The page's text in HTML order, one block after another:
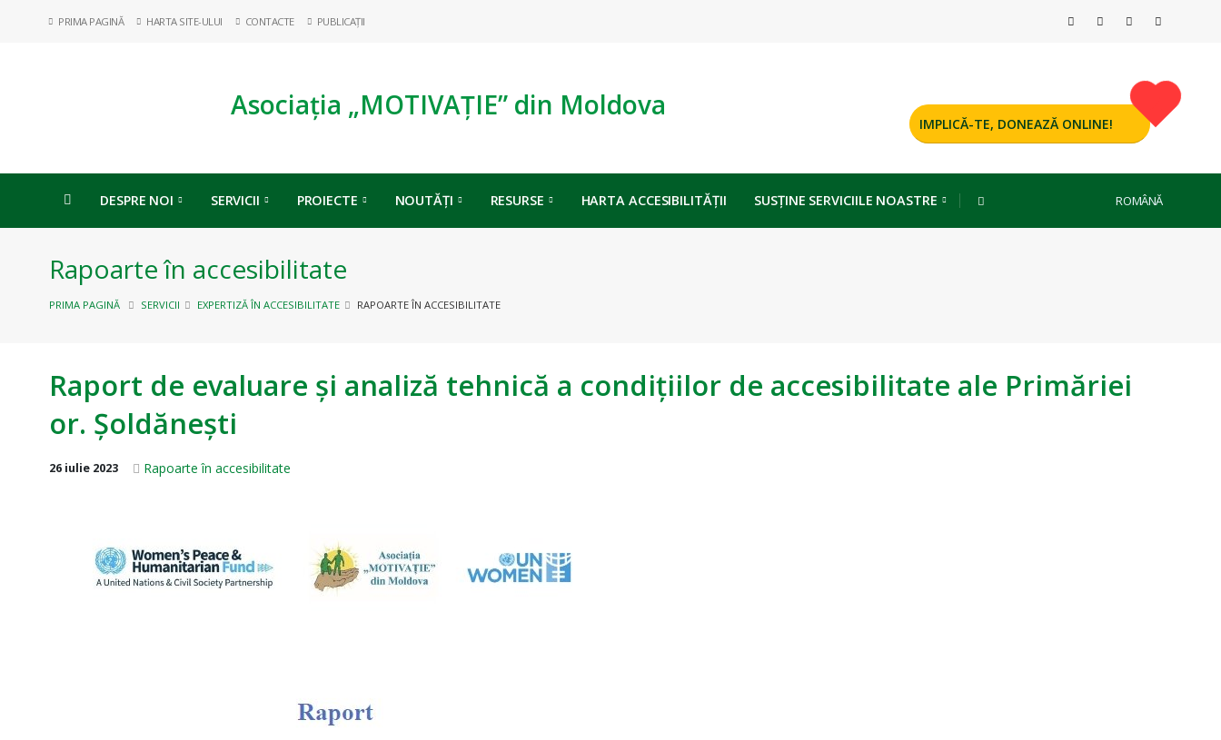
PRIMA PAGINĂ HARTA SITE-ULUI CONTACTE PUBLICAȚII
Asociația „MOTIVAȚIE” din Moldova
IMPLICĂ-TE, DONEAZĂ ONLINE!
DESPRE NOI SERVICII PROIECTE NOUTĂȚI RESURSE HARTA ACCESIBILITĂȚII SUSȚINE SERVICIILE NOASTRE ROMÂNĂ
Rapoarte în accesibilitate
PRIMA PAGINĂ SERVICII EXPERTIZĂ ÎN ACCESIBILITATE RAPOARTE ÎN ACCESIBILITATE
Raport de evaluare și analiză tehnică a condițiilor de accesibilitate ale Primăriei
or. Șoldănești
26 iulie 2023 Rapoarte în accesibilitate